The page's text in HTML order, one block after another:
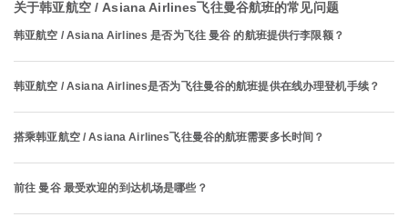
关于韩亚航空 / Asiana Airlines飞往曼谷航班的常见问题
韩亚航空 / Asiana Airlines 是否为飞往 曼谷 的航班提供行李限额？
韩亚航空 / Asiana Airlines是否为飞往曼谷的航班提供在线办理登机手续？
搭乘韩亚航空 / Asiana Airlines飞往曼谷的航班需要多长时间？
前往 曼谷 最受欢迎的到达机场是哪些？